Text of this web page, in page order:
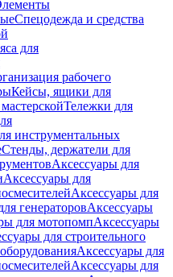
Спецодежда и средства
для
рабочего
Кейсы, ящики для
Тележки для
инструментальных
Стенды, держатели для
Аксессуары для
Аксессуары для
Аксессуары для
генераторовАксессуары
для мотопомпАксессуары
для строительного
Аксессуары для
Аксессуары для